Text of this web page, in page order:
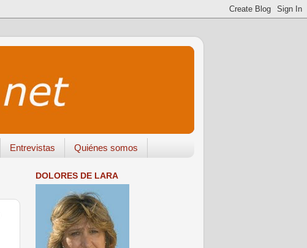
Entrevistas Quiénes somos
DOLORES DE LARA